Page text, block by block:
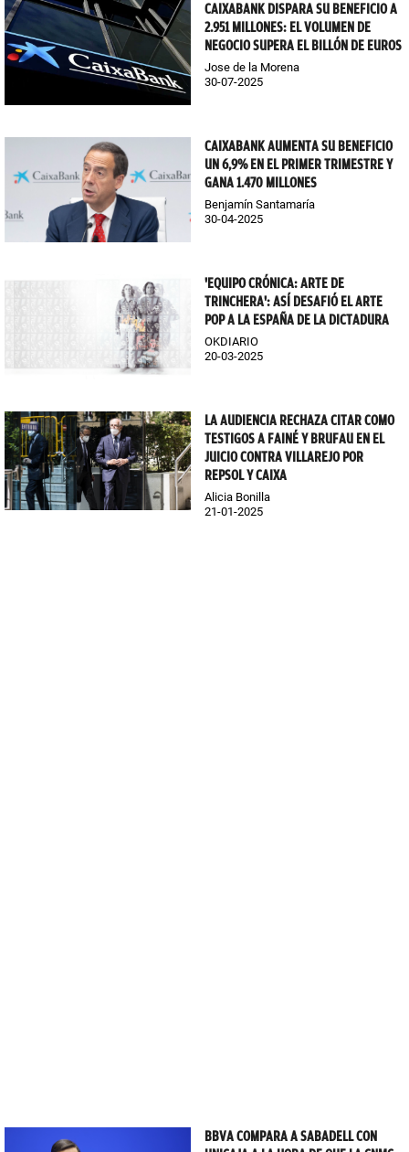
CAIXABANK DISPARA SU BENEFICIO A
2.951 MILLONES: EL VOLUMEN DE
NEGOCIO SUPERA EL BILLÓN DE EUROS
Jose de la Morena
30-07-2025
CAIXABANK AUMENTA SU BENEFICIO
UN 6,9% EN EL PRIMER TRIMESTRE Y
GANA 1.470 MILLONES
Benjamín Santamaría
30-04-2025
'EQUIPO CRÓNICA: ARTE DE
TRINCHERA': ASÍ DESAFIÓ EL ARTE
POP A LA ESPAÑA DE LA DICTADURA
OKDIARIO
20-03-2025
LA AUDIENCIA RECHAZA CITAR COMO
TESTIGOS A FAINÉ Y BRUFAU EN EL
JUICIO CONTRA VILLAREJO POR
REPSOL Y CAIXA
Alicia Bonilla
21-01-2025
BBVA COMPARA A SABADELL CON